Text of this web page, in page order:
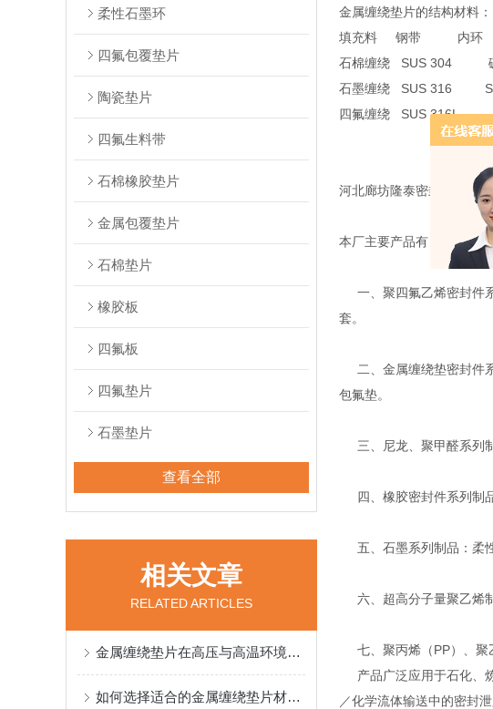
柔性石墨环
四氟包覆垫片
陶瓷垫片
四氟生料带
石棉橡胶垫片
金属包覆垫片
石棉垫片
橡胶板
四氟板
四氟垫片
石墨垫片
查看全部
相关文章
RELATED ARTICLES
金属缠绕垫片在高压与高温环境中的应用
如何选择适合的金属缠绕垫片材质？
金属缠绕垫片的结构材料：
填充料 钢带 内
石棉缠绕 SUS
石墨缠绕 SUS 316
四氟缠绕 SUS
SUS 316L
河北廊坊隆泰密封材料有
本厂主要产品有：
一、聚四氟乙烯密封件
套。
二、金属缠绕垫密封件系
包氟垫。
三、尼龙、聚甲醛系列
四、橡胶密封件系列制
五、石墨系列制品：柔
六、超高分子量聚乙烯
七、聚丙烯（PP）、聚
产品广泛应用于石化、
／化学流体输送中的密封